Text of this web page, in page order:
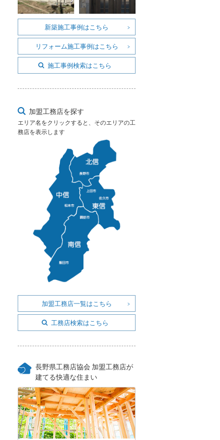
新築施工事例はこちら
リフォーム施工事例はこちら
施工事例検索はこちら
加盟工務店を探す
エリア名をクリックすると、そのエリアの工
務店を表示します
加盟工務店一覧はこちら
工務店検索はこちら
長野県工務店協会 加盟工務店が
建てる快適な住まい